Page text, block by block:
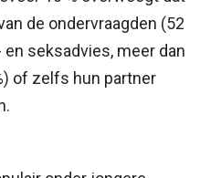
de ondervraagden (52
en seksadvies, meer dan
of zelfs hun partner